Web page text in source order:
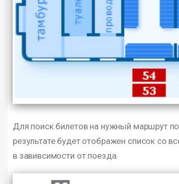
Для поиск билетов на нужный маршрут
результате будет отображен список со
в завивсимости от поезда.